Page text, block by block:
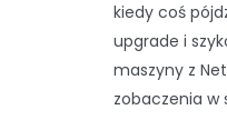
kiedy coś
upgrade i
maszyny z
zobaczenia w